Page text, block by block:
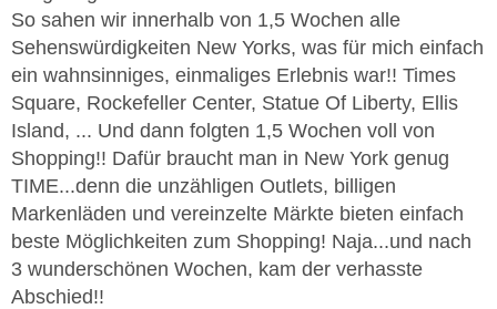
So sahen wir innerhalb von 1,5 Wochen alle
Sehenswürdigkeiten New Yorks, was für mich einfach
ein wahnsinniges, einmaliges Erlebnis war!! Times
Square, Rockefeller Center, Statue Of Liberty, Ellis
Island, ... Und dann folgten 1,5 Wochen voll von
Shopping!! Dafür braucht man in New York genug
TIME...denn die unzähligen Outlets, billigen
Markenläden und vereinzelte Märkte bieten einfach
beste Möglichkeiten zum Shopping! Naja...und nach
3 wunderschönen Wochen, kam der verhasste
Abschied!!